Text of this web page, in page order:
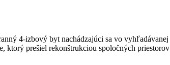
4-izbový byt nachádzajúci sa vo
ktorý prešiel rekonštrukciou spoločných